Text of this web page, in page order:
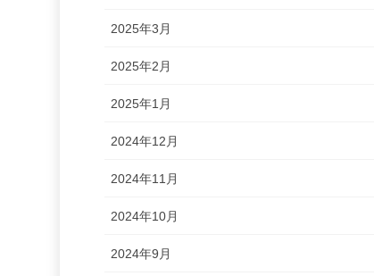
2025年3月
2025年2月
2025年1月
2024年12月
2024年11月
2024年10月
2024年9月